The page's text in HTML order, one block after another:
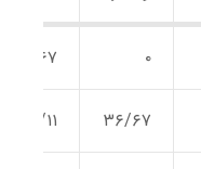
و آمار
مدیریت
۰ ۵۶/۶۷
۳۶/۶۷ ۳۱/۱۱